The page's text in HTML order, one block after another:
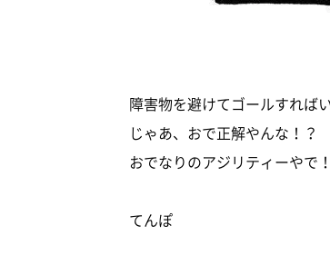
障害物を避けてゴールすれば
じゃあ、おで正解やんな！？
おでなりのアジリティーやで！
てんぽ